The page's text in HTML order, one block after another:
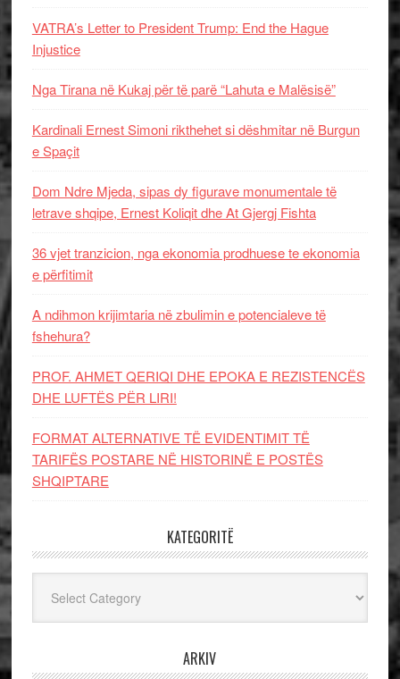
VATRA’s Letter to President Trump: End the Hague
Injustice
Nga Tirana në Kukaj për të parë “Lahuta e Malësisë”
Kardinali Ernest Simoni rikthehet si dëshmitar në Burgun
e Spaçit
Dom Ndre Mjeda, sipas dy figurave monumentale të
letrave shqipe, Ernest Koliqit dhe At Gjergj Fishta
36 vjet tranzicion, nga ekonomia prodhuese te ekonomia
e përfitimit
A ndihmon krijimtaria në zbulimin e potencialeve të
fshehura?
PROF. AHMET QERIQI DHE EPOKA E REZISTENCЁS
DHE LUFTЁS PЁR LIRI!
FORMAT ALTERNATIVE TË EVIDENTIMIT TË
TARIFËS POSTARE NË HISTORINË E POSTËS
SHQIPTARE
KATEGORITË
ARKIV